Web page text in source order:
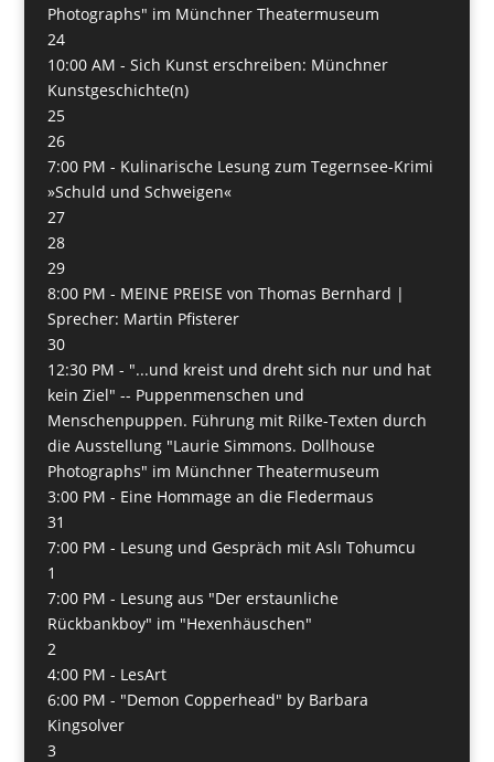
Photographs" im Münchner Theatermuseum
24
10:00 AM - Sich Kunst erschreiben: Münchner
Kunstgeschichte(n)
25
26
7:00 PM - Kulinarische Lesung zum Tegernsee-Krimi
»Schuld und Schweigen«
27
28
29
8:00 PM - MEINE PREISE von Thomas Bernhard |
Sprecher: Martin Pfisterer
30
12:30 PM - "...und kreist und dreht sich nur und hat
kein Ziel" -- Puppenmenschen und
Menschenpuppen. Führung mit Rilke-Texten durch
die Ausstellung "Laurie Simmons. Dollhouse
Photographs" im Münchner Theatermuseum
3:00 PM - Eine Hommage an die Fledermaus
31
7:00 PM - Lesung und Gespräch mit Aslı Tohumcu
1
7:00 PM - Lesung aus "Der erstaunliche
Rückbankboy" im "Hexenhäuschen"
2
4:00 PM - LesArt
6:00 PM - "Demon Copperhead" by Barbara
Kingsolver
3